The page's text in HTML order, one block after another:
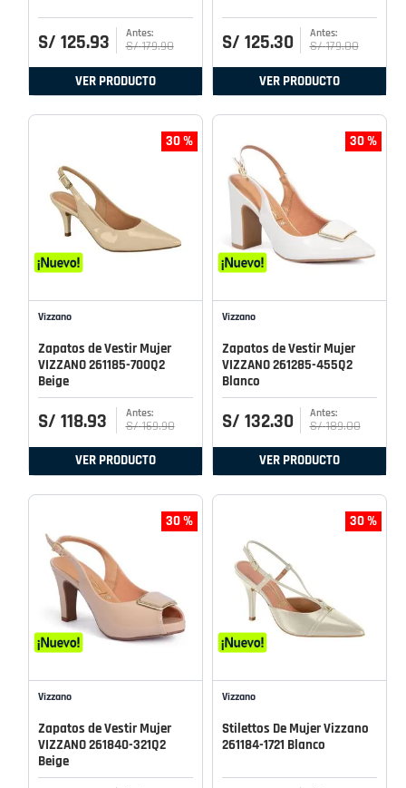
S/ 125.93 S/ 179.90
VER PRODUCTO
S/ 125.30 S/ 179.00
VER PRODUCTO
30 %
Vizzano
Zapatos de Vestir Mujer
VIZZANO 261185-700Q2
Beige
S/ 118.93 S/ 169.90
VER PRODUCTO
30 %
Vizzano
Zapatos de Vestir Mujer
VIZZANO 261285-455Q2
Blanco
S/ 132.30 S/ 189.00
VER PRODUCTO
30 %
Vizzano
Zapatos de Vestir Mujer
VIZZANO 261840-321Q2
Beige
30 %
Vizzano
Stilettos De Mujer Vizzano
261184-1721 Blanco